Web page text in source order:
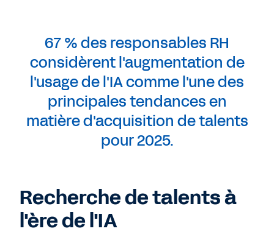
67 % des responsables RH
considèrent l'augmentation de
l'usage de l'IA comme l'une des
principales tendances en
matière d'acquisition de talents
pour 2025.
Recherche de talents à
l'ère de l'IA